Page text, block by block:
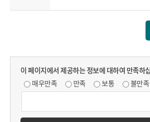
이 페이지에서 제공하는 정보에 대하여 만족하
매우만족
만족 보통 불만족